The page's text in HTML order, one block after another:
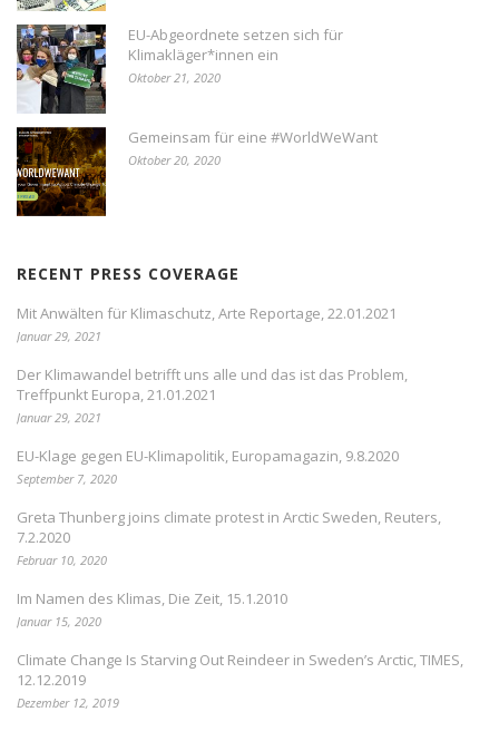
EU-Abgeordnete setzen sich für
Klimakläger*innen ein
Oktober 21, 2020
Gemeinsam für eine #WorldWeWant
Oktober 20, 2020
RECENT PRESS COVERAGE
Mit Anwälten für Klimaschutz, Arte Reportage, 22.01.2021
Januar 29, 2021
Der Klimawandel betrifft uns alle und das ist das Problem,
Treffpunkt Europa, 21.01.2021
Januar 29, 2021
EU-Klage gegen EU-Klimapolitik, Europamagazin, 9.8.2020
September 7, 2020
Greta Thunberg joins climate protest in Arctic Sweden, Reuters,
7.2.2020
Februar 10, 2020
Im Namen des Klimas, Die Zeit, 15.1.2010
Januar 15, 2020
Climate Change Is Starving Out Reindeer in Sweden’s Arctic, TIMES,
12.12.2019
Dezember 12, 2019